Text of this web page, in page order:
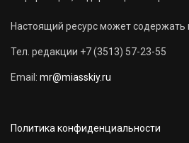
Настоящий ресурс может содержать
Тел. редакции +7 (3513) 57-23-55
Email: mr@miasskiy.ru
Политика конфиденциальности